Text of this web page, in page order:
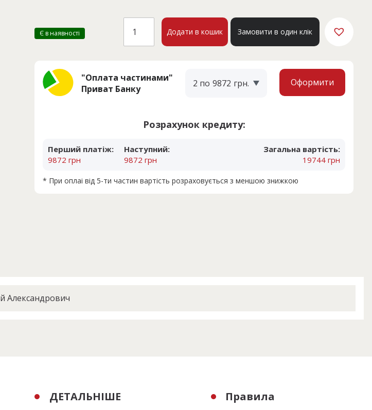
Є в наявності
77-
C
Додати в кошик Замовити в один клік
"Оплата частинами"
Приват Банку
2 по 9872 грн. Оформити
Розрахунок кредиту:
Перший платіж:
9872 грн
Наступний:
9872 грн
Загальна вартість:
19744 грн
* При оплаі від 5-ти частин вартість розраховується з меншою знижкою
Александрович
ДЕТАЛЬНІШЕ Правила